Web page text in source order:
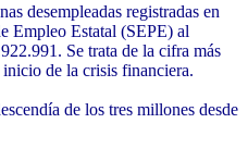
desempleadas registradas en
Empleo Estatal (SEPE) al
Se trata de la cifra más
de la crisis financiera.
de los tres millones desde